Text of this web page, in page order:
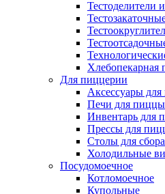
Тестоделители
Хлебопекарная
Для пиццерии
Аксессуары
Печи для пиццы
Инвентарь для
Прессы для
Столы для
Холодильные
Посудомоечное
Котломоечное
Купольные